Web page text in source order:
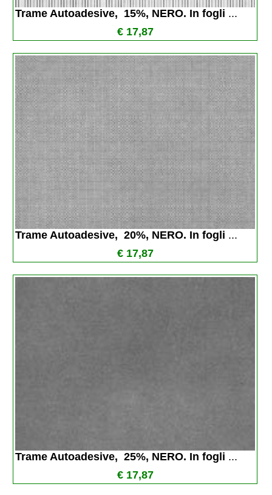
Trame Autoadesive,  15%, NERO. In fogli ...
€ 17,87
Trame Autoadesive,  20%, NERO. In fogli ...
€ 17,87
Trame Autoadesive,  25%, NERO. In fogli ...
€ 17,87